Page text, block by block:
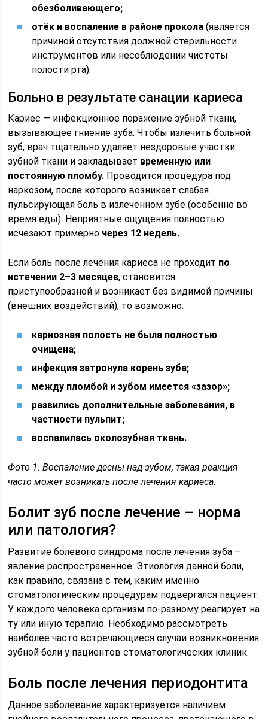
обезболивающего;
отёк и воспаление в районе прокола (является
причиной отсутствия должной стерильности
инструментов или несоблюдении чистоты
полости рта).
Больно в результате санации кариеса
Кариес — инфекционное поражение зубной ткани,
вызывающее гниение зуба. Чтобы излечить больной
зуб, врач тщательно удаляет нездоровые участки
зубной ткани и закладывает временную или
постоянную пломбу. Проводится процедура под
наркозом, после которого возникает слабая
пульсирующая боль в излеченном зубе (особенно во
время еды). Неприятные ощущения полностью
исчезают примерно через 12 недель.
Если боль после лечения кариеса не проходит по
истечении 2–3 месяцев, становится
приступообразной и возникает без видимой причины
(внешних воздействий), то возможно:
кариозная полость не была полностью
очищена;
инфекция затронула корень зуба;
между пломбой и зубом имеется «зазор»;
развились дополнительные заболевания, в
частности пульпит;
воспалилась околозубная ткань.
Фото 1. Воспаление десны над зубом, такая реакция
часто может возникать после лечения кариеса.
Болит зуб после лечение – норма
или патология?
Развитие болевого синдрома после лечения зуба –
явление распространенное. Этиология данной боли,
как правило, связана с тем, каким именно
стоматологическим процедурам подвергался пациент.
У каждого человека организм по-разному реагирует на
ту или иную терапию. Необходимо рассмотреть
наиболее часто встречающиеся случаи возникновения
зубной боли у пациентов стоматологических клиник.
Боль после лечения периодонтита
Данное заболевание характеризуется наличием